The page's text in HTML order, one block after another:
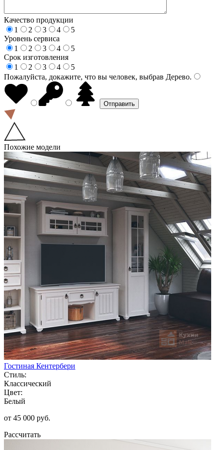
Качество продукции
1
2 3 4
5
Уровень сервиса
1
2 3 4
5
Срок изготовления
1
2 3 4
5
Пожалуйста, докажите, что вы человек, выбрав Дерево.
Похожие модели
Гостиная Кентербери
Стиль:
Классический
Цвет:
Белый
от 45 000 руб.
Рассчитать